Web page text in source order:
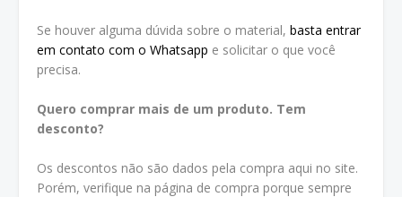
Se houver alguma dúvida sobre o material, basta entrar
em contato com o Whatsapp e solicitar o que você
precisa.
Quero comprar mais de um produto. Tem
desconto?
Os descontos não são dados pela compra aqui no site.
Porém, verifique na página de compra porque sempre